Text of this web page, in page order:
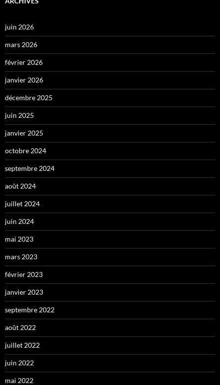
juin 2026
mars 2026
février 2026
janvier 2026
décembre 2025
juin 2025
janvier 2025
octobre 2024
septembre 2024
août 2024
juillet 2024
juin 2024
mai 2023
mars 2023
février 2023
janvier 2023
septembre 2022
août 2022
juillet 2022
juin 2022
mai 2022